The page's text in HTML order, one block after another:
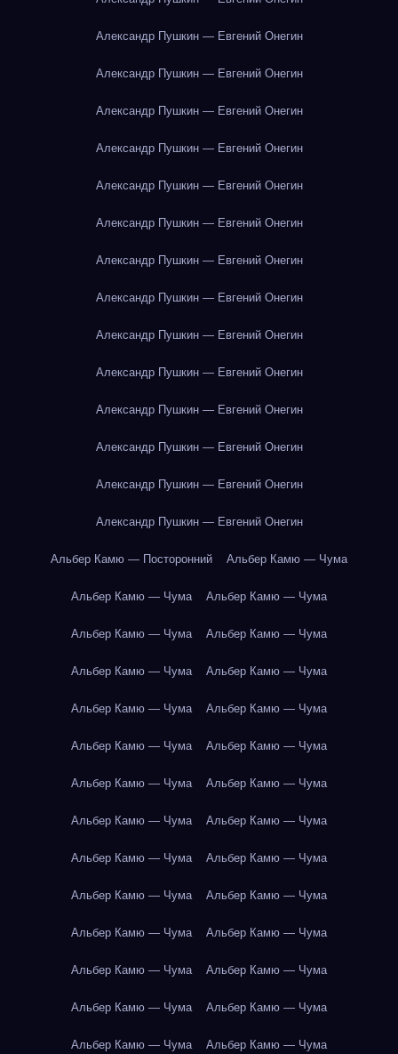
Александр Пушкин — Евгений Онегин
Александр Пушкин — Евгений Онегин
Александр Пушкин — Евгений Онегин
Александр Пушкин — Евгений Онегин
Александр Пушкин — Евгений Онегин
Александр Пушкин — Евгений Онегин
Александр Пушкин — Евгений Онегин
Александр Пушкин — Евгений Онегин
Александр Пушкин — Евгений Онегин
Александр Пушкин — Евгений Онегин
Александр Пушкин — Евгений Онегин
Александр Пушкин — Евгений Онегин
Александр Пушкин — Евгений Онегин
Александр Пушкин — Евгений Онегин
Альбер Камю — Посторонний Альбер Камю — Чума
Альбер Камю — Чума Альбер Камю — Чума
Альбер Камю — Чума Альбер Камю — Чума
Альбер Камю — Чума Альбер Камю — Чума
Альбер Камю — Чума Альбер Камю — Чума
Альбер Камю — Чума Альбер Камю — Чума
Альбер Камю — Чума Альбер Камю — Чума
Альбер Камю — Чума Альбер Камю — Чума
Альбер Камю — Чума Альбер Камю — Чума
Альбер Камю — Чума Альбер Камю — Чума
Альбер Камю — Чума Альбер Камю — Чума
Альбер Камю — Чума Альбер Камю — Чума
Альбер Камю — Чума Альбер Камю — Чума
Альбер Камю — Чума Альбер Камю — Чума